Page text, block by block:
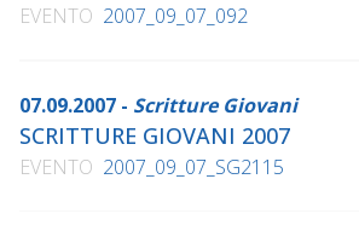
EVENTO 2007_09_07_092
07.09.2007 - Scritture Giovani
SCRITTURE GIOVANI 2007
EVENTO 2007_09_07_SG2115